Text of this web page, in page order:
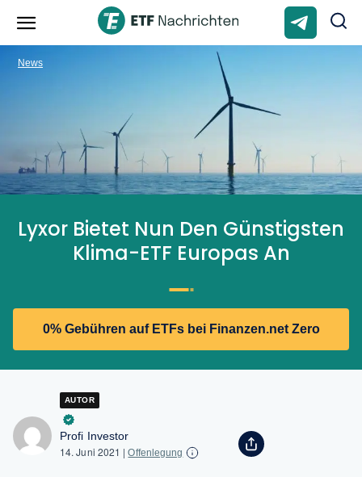
Lyxor Bietet Nun Den Günstigsten
Klima-ETF Europas An
0% Gebühren auf ETFs bei Finanzen.net Zero
News
AUTOR
Profi Investor
14. Juni 2021 |Offenlegung